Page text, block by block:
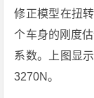
修正模型在扭
个车身的刚度
系数。上图显
3270N。